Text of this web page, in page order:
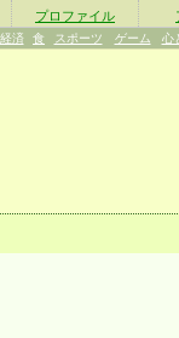
プロファイル
済 食 スポーツ ゲーム 心